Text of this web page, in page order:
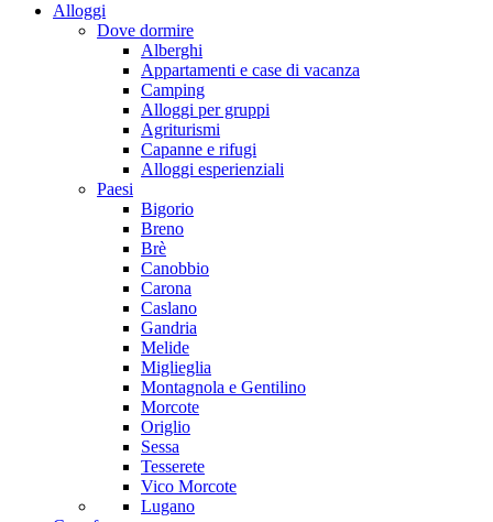
Alloggi
Dove dormire
Alberghi
Appartamenti e case di vacanza
Camping
Alloggi per gruppi
Agriturismi
Capanne e rifugi
Alloggi esperienziali
Paesi
Bigorio
Breno
Brè
Canobbio
Carona
Caslano
Gandria
Melide
Miglieglia
Montagnola e Gentilino
Morcote
Origlio
Sessa
Tesserete
Vico Morcote
Lugano